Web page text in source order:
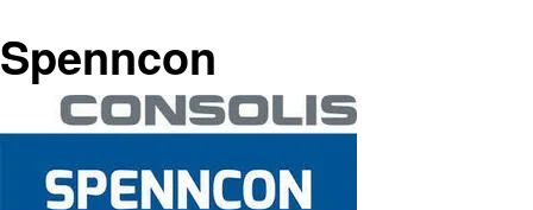
Spenncon